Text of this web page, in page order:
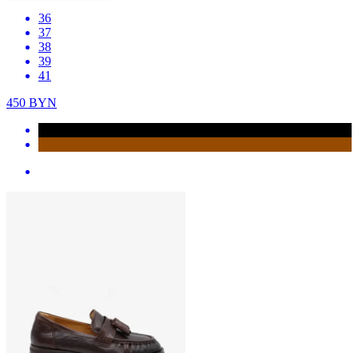
36
37
38
39
41
450 BYN